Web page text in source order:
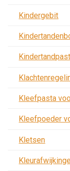
Kindergebit
Kleefpasta
Kleefpoeder
Kletsen